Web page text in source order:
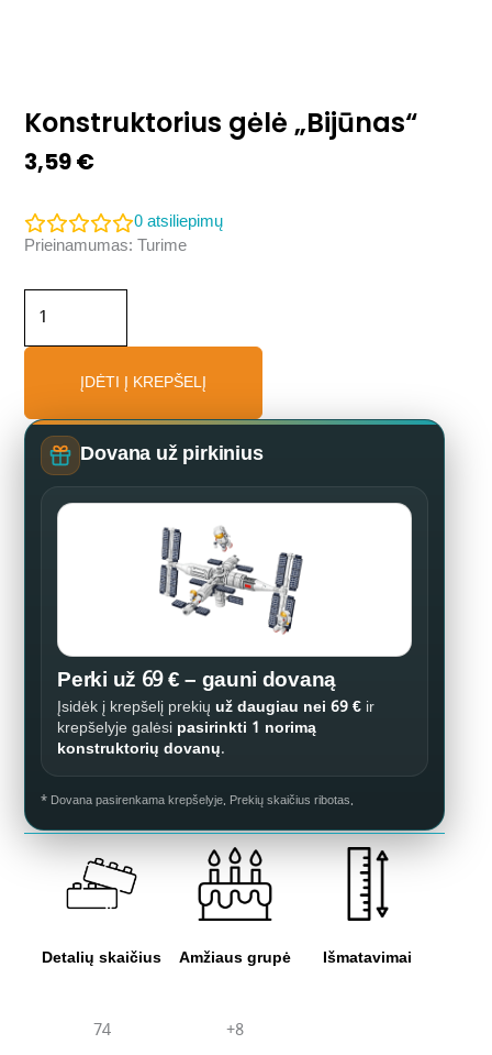
Konstruktorius gėlė „Bijūnas“
3,59€
0atsiliepimų
Prieinamumas: Turime
produkto
Konstruktorius
gėlė
„Bijūnas“
ĮDĖTI Į KREPŠELĮ
Dovana už pirkinius
Perki už 69 € – gauni dovaną
Įsidėk į krepšelį prekiųuž daugiau nei 69 € ir
krepšelyje galėsi pasirinkti 1 norimą
konstruktorių dovanų.
* Dovana pasirenkama krepšelyje. Prekių skaičius ribotas.
Detalių skaičius Amžiaus grupė Išmatavimai
74 +8